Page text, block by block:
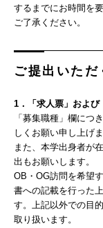
するまでにお時間を要
ご了承ください。
ご提出いただ
1．「求人票」および
「募集職種」欄につ
しくお願い申し上げま
また、本学出身者が
出もお願いします。
OB・OG訪問を希望
書への記載を行った
す。上記以外での目
取り扱います。